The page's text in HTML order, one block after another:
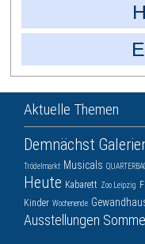
Aktuelle Themen
Demnächst
Trödelmarkt Musicals
Heute Kabarett Zoo Leipzig
Kinder Wochenende
Ausstellungen